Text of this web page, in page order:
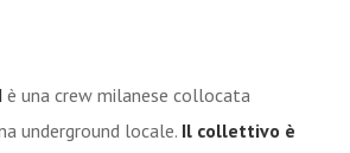
è una crew milanese collocata
underground locale. Il collettivo è